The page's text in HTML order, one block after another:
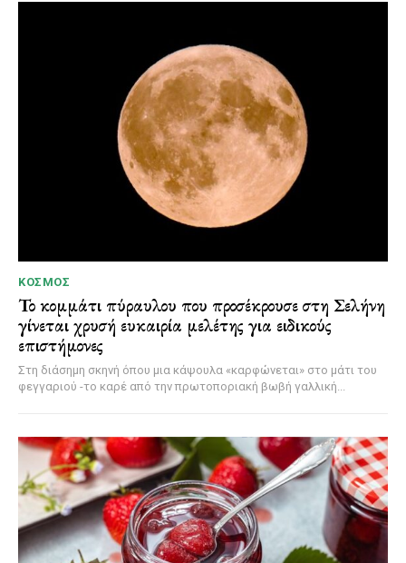
ΚΌΣΜΟΣ
Το κομμάτι πύραυλου που προσέκρουσε στη Σελήνη
γίνεται χρυσή ευκαιρία μελέτης για ειδικούς
επιστήμονες
Στη διάσημη σκηνή όπου μια κάψουλα «καρφώνεται» στο μάτι του
φεγγαριού -το καρέ από την πρωτοποριακή βωβή γαλλική...